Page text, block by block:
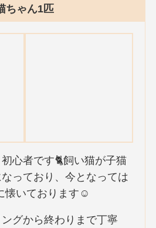
ちゃん1匹
初心者です🐈飼い猫が子猫
っており、今となっては
懐いております☺️
グから終わりまで丁寧